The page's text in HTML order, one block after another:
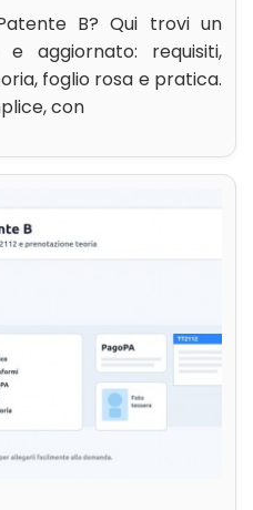
B? Qui trovi un
aggiornato: requisiti,
foglio rosa e pratica.
con